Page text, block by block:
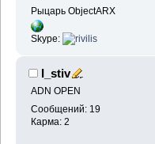
Рыцарь ObjectARX
Skype:
I_stiv
ADN OPEN
Сообщений: 19
Карма: 2